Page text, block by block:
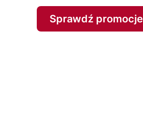
Sprawdź promocje